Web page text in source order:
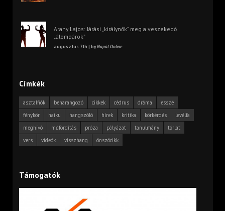
Arany Lajos: Járási „királynők” meg a veszekedő
„álompárok”
augusztus 7th | byNapút Online
Címkék
asztalfiók beharangozó cikkek cédrus dráma
esszé
fénykör
haiku hangszóló hírek kritika körkérdés
levélfa
meghívó
műfordítás próza pályázat tanulmány
tárlat
vers
videók visszhang önszócikk
Támogatók